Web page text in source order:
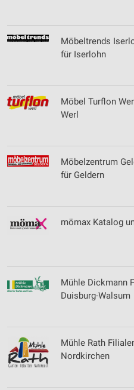
Möbeltrends
für Iserlohn
Möbel Turflon
Werl
Möbelzentrum
für Geldern
mömax Katalog
Mühle Dickmann
Duisburg-Walsum
Mühle Rath
Nordkirchen